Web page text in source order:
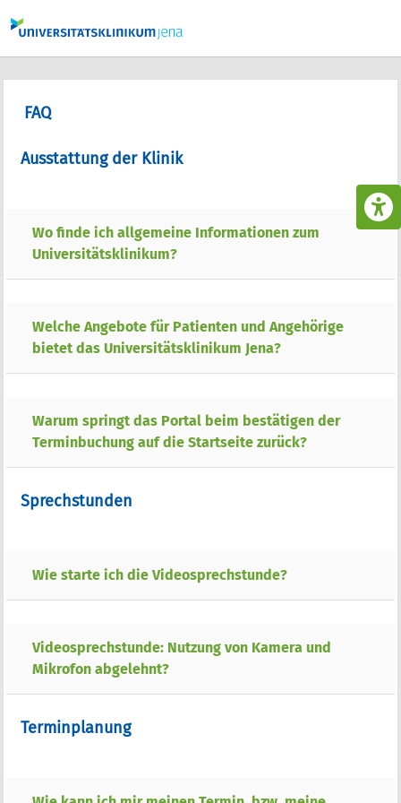
FAQ
Ausstattung der Klinik
Wo finde ich allgemeine Informationen zum
Universitätsklinikum?
Welche Angebote für Patienten und Angehörige
bietet das Universitätsklinikum Jena?
Warum springt das Portal beim bestätigen der
Terminbuchung auf die Startseite zurück?
Sprechstunden
Wie starte ich die Videosprechstunde?
Videosprechstunde: Nutzung von Kamera und
Mikrofon abgelehnt?
Terminplanung